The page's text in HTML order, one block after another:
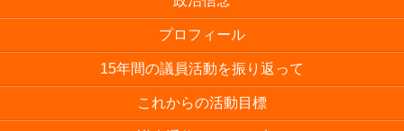
プロフィール
15年間の議員活動を振り返って
これからの活動目標